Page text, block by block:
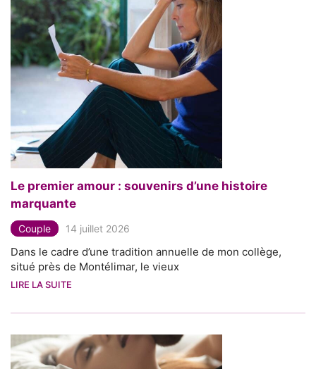
Le premier amour : souvenirs d’une histoire
marquante
Couple 14 juillet 2026
Dans le cadre d’une tradition annuelle de mon collège,
situé près de Montélimar, le vieux
LIRE LA SUITE